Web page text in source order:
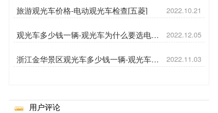
旅游观光车价格-电动观光车检查[五菱] 2022.10.21
观光车多少钱一辆-观光车为什么要选电动
的[五菱]
2022.12.05
浙江金华景区观光车多少钱一辆-观光车安
全须知[五菱]
2022.11.03
用户评论